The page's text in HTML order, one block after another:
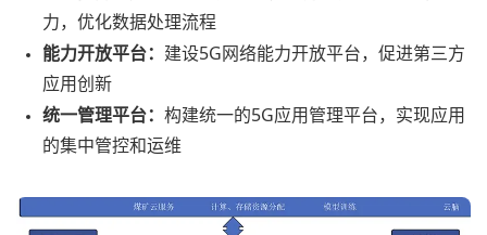
力，优化数据处理流程
能力开放平台： 建设5G网络能力开放平台，促进第三方
应用创新
统一管理平台： 构建统一的5G应用管理平台，实现应用
的集中管控和运维